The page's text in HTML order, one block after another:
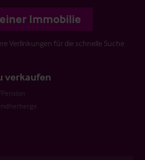
Immobilie
Verlinkungen für die schnelle Suche
verkaufen